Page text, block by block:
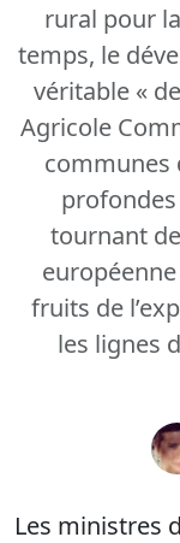
rural pour
temps, le
véritable «
Agricole
communes
tournant
fruits de
les lignes
Les ministres